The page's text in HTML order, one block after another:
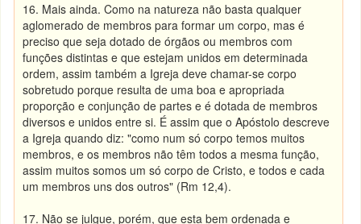
16. Mais ainda. Como na natureza não basta qualquer
aglomerado de membros para formar um corpo, mas é
preciso que seja dotado de órgãos ou membros com
funções distintas e que estejam unidos em determinada
ordem, assim também a Igreja deve chamar-se corpo
sobretudo porque resulta de uma boa e apropriada
proporção e conjunção de partes e é dotada de membros
diversos e unidos entre si. É assim que o Apóstolo descreve
a Igreja quando diz: "como num só corpo temos muitos
membros, e os membros não têm todos a mesma função,
assim muitos somos um só corpo de Cristo, e todos e cada
um membros uns dos outros" (Rm 12,4).
17. Não se julgue, porém, que esta bem ordenada e